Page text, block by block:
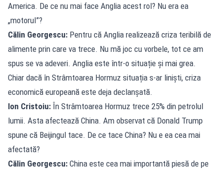
America. De ce nu mai face Anglia acest rol? Nu era ea
„motorul”?
Călin Georgescu: Pentru că Anglia realizează criza teribilă de
alimente prin care va trece. Nu mă joc cu vorbele, tot ce am
spus se va adeveri. Anglia este într-o situație și mai grea.
Chiar dacă în Strâmtoarea Hormuz situația s-ar liniști, criza
economică europeană este deja declanșată.
Ion Cristoiu: În Strâmtoarea Hormuz trece 25% din petrolul
lumii. Asta afectează China. Am observat că Donald Trump
spune că Beijingul tace. De ce tace China? Nu e ea cea mai
afectată?
Călin Georgescu: China este cea mai importantă piesă de pe